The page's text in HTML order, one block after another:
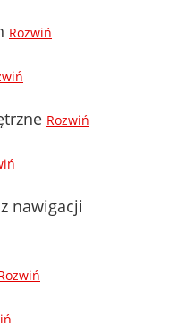
Rozwiń
Rozwiń
nawigacji